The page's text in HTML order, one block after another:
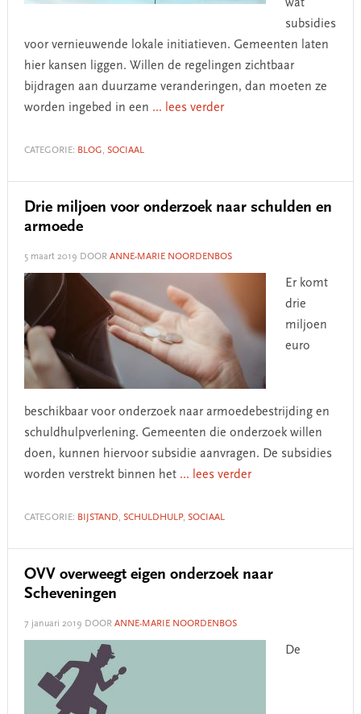
wat
subsidies
voor vernieuwende lokale initiatieven. Gemeenten laten
hier kansen liggen. Willen de regelingen zichtbaar
bijdragen aan duurzame veranderingen, dan moeten ze
worden ingebed in een ... lees verder
CATEGORIE: BLOG, SOCIAAL
Drie miljoen voor onderzoek naar schulden en
armoede
5 maart 2019 DOOR ANNE-MARIE NOORDENBOS
Er komt
drie
miljoen
euro
beschikbaar voor onderzoek naar armoedebestrijding en
schuldhulpverlening. Gemeenten die onderzoek willen
doen, kunnen hiervoor subsidie aanvragen. De subsidies
worden verstrekt binnen het ... lees verder
CATEGORIE: BIJSTAND, SCHULDHULP, SOCIAAL
OVV overweegt eigen onderzoek naar
Scheveningen
7 januari 2019 DOOR ANNE-MARIE NOORDENBOS
De